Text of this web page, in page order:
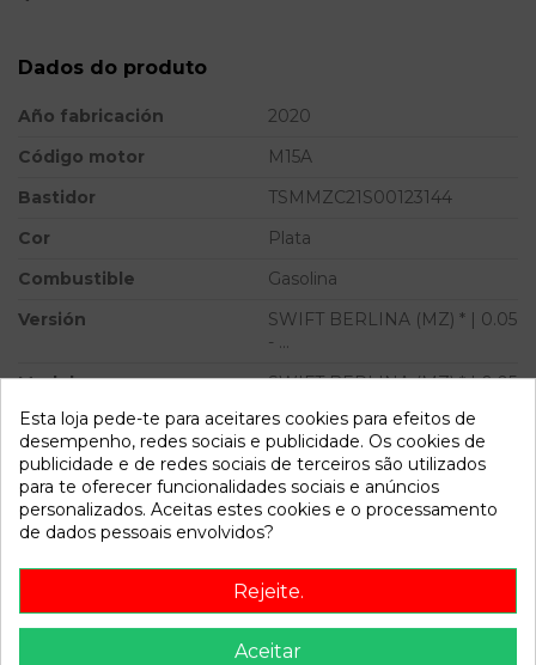
Dados do produto
Año fabricación
2020
Código motor
M15A
Bastidor
TSMMZC21S00123144
Cor
Plata
Combustible
Gasolina
Versión
SWIFT BERLINA (MZ) * | 0.05
- ...
Modelo
SWIFT BERLINA (MZ) * | 0.05
Referência 797377
Disponível a partir de: 2022-04-04
Descrição
Recambio de pinza freno delantera derecha para suzuki
swift berlina (mz) | 0.05 - ... swift berlina (mz) | 0.05 - ...
Esta loja pede-te para aceitares cookies para efeitos de
desempenho, redes sociais e publicidade. Os cookies de
publicidade e de redes sociais de terceiros são utilizados
para te oferecer funcionalidades sociais e anúncios
personalizados. Aceitas estes cookies e o processamento
de dados pessoais envolvidos?
Rejeite.
Aceitar